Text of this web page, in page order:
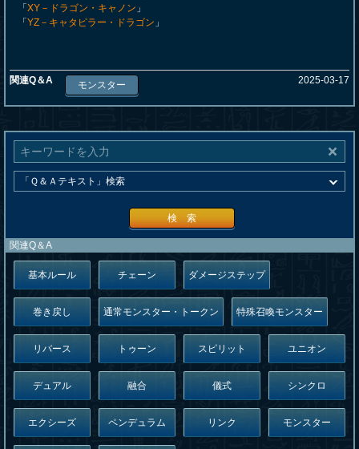
「 XY－ドラゴン・キャノン 」
「 YZ－キャタピラー・ドラゴン 」
関連Q＆A モンスター 2025-03-17
検 索
関連Q＆A
基本ルール チェーン ダメージステップ
巻き戻し 通常モンスター・トークン 特殊召喚モンスター
リバース トゥーン スピリット ユニオン
デュアル 融合 儀式 シンクロ
エクシーズ ペンデュラム リンク モンスター